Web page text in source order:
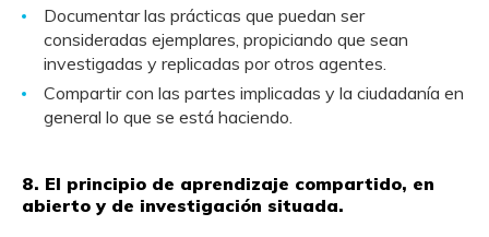
Documentar las prácticas que puedan ser
consideradas ejemplares, propiciando que sean
investigadas y replicadas por otros agentes.
Compartir con las partes implicadas y la ciudadanía en
general lo que se está haciendo.
8. El principio de aprendizaje compartido, en
abierto y de investigación situada.